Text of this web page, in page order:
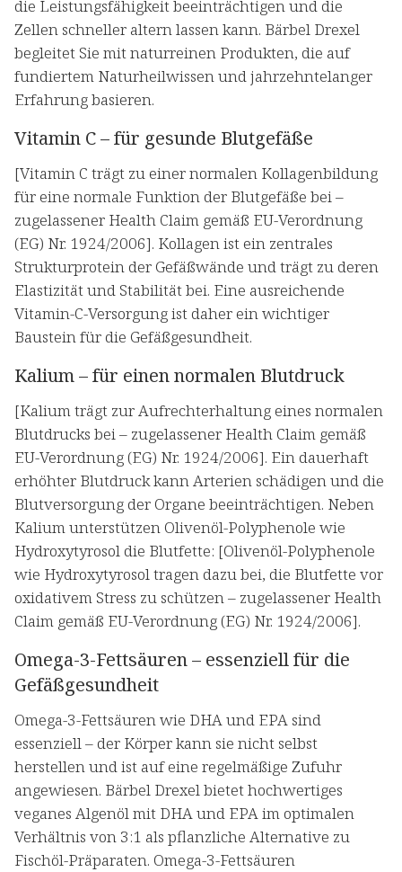
die Leistungsfähigkeit beeinträchtigen und die
Zellen schneller altern lassen kann. Bärbel Drexel
begleitet Sie mit naturreinen Produkten, die auf
fundiertem Naturheilwissen und jahrzehntelanger
Erfahrung basieren.
Vitamin C – für gesunde Blutgefäße
[Vitamin C trägt zu einer normalen Kollagenbildung
für eine normale Funktion der Blutgefäße bei –
zugelassener Health Claim gemäß EU-Verordnung
(EG) Nr. 1924/2006]. Kollagen ist ein zentrales
Strukturprotein der Gefäßwände und trägt zu deren
Elastizität und Stabilität bei. Eine ausreichende
Vitamin-C-Versorgung ist daher ein wichtiger
Baustein für die Gefäßgesundheit.
Kalium – für einen normalen Blutdruck
[Kalium trägt zur Aufrechterhaltung eines normalen
Blutdrucks bei – zugelassener Health Claim gemäß
EU-Verordnung (EG) Nr. 1924/2006]. Ein dauerhaft
erhöhter Blutdruck kann Arterien schädigen und die
Blutversorgung der Organe beeinträchtigen. Neben
Kalium unterstützen Olivenöl-Polyphenole wie
Hydroxytyrosol die Blutfette: [Olivenöl-Polyphenole
wie Hydroxytyrosol tragen dazu bei, die Blutfette vor
oxidativem Stress zu schützen – zugelassener Health
Claim gemäß EU-Verordnung (EG) Nr. 1924/2006].
Omega-3-Fettsäuren – essenziell für die
Gefäßgesundheit
Omega-3-Fettsäuren wie DHA und EPA sind
essenziell – der Körper kann sie nicht selbst
herstellen und ist auf eine regelmäßige Zufuhr
angewiesen. Bärbel Drexel bietet hochwertiges
veganes Algenöl mit DHA und EPA im optimalen
Verhältnis von 3:1 als pflanzliche Alternative zu
Fischöl-Präparaten. Omega-3-Fettsäuren